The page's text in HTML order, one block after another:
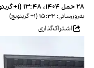
۲۸ حمل ۱۴۰۴، ۱۳:۴۸ (‎+۱ گرینویچ)
به‌روزرسانی: ۱۵:۳۲ (‎+۱ گرینویچ)
اشتراک‌گذاری